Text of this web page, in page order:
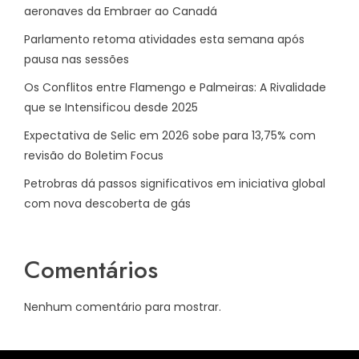
aeronaves da Embraer ao Canadá
Parlamento retoma atividades esta semana após
pausa nas sessões
Os Conflitos entre Flamengo e Palmeiras: A Rivalidade
que se Intensificou desde 2025
Expectativa de Selic em 2026 sobe para 13,75% com
revisão do Boletim Focus
Petrobras dá passos significativos em iniciativa global
com nova descoberta de gás
Comentários
Nenhum comentário para mostrar.